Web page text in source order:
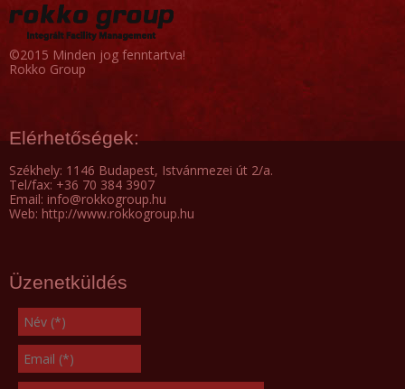
©2015 Minden jog fenntartva!
Rokko Group
Elérhetőségek:
Székhely: 1146 Budapest, Istvánmezei út 2/a.
Tel/fax: +36 70 384 3907
Email: info@rokkogroup.hu
Web: http://www.rokkogroup.hu
Üzenetküldés